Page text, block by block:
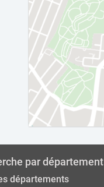
par département
départements